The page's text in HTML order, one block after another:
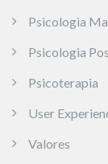
Psicologia
Psicologia
Psicoterapia
User
Valores